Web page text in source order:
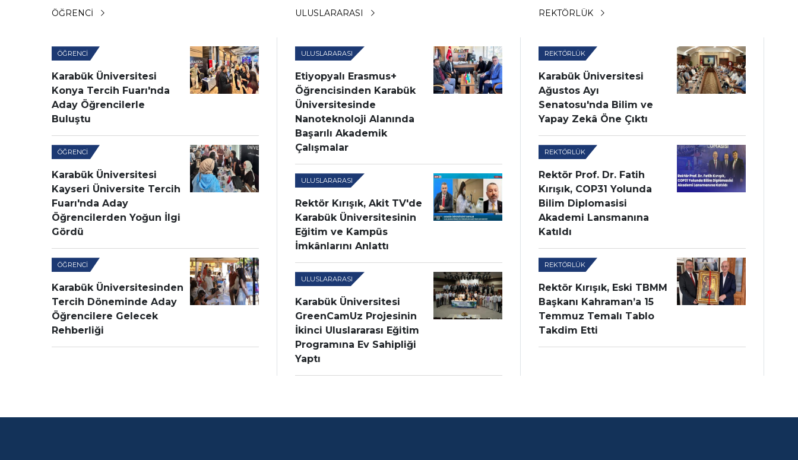
ÖĞRENCI ULUSLARARASI REKTÖRLÜK
ÖĞRENCI
Karabük Üniversitesi
Konya Tercih Fuarı'nda
Aday Öğrencilerle
Buluştu
ÖĞRENCI
Karabük Üniversitesi
Kayseri Üniversite Tercih
Fuarı'nda Aday
Öğrencilerden Yoğun İlgi
Gördü
ÖĞRENCI
Karabük Üniversitesinden
Tercih Döneminde Aday
Öğrencilere Gelecek
Rehberliği
ULUSLARARASI
Etiyopyalı Erasmus+
Öğrencisinden Karabük
Üniversitesinde
Nanoteknoloji Alanında
Başarılı Akademik
Çalışmalar
ULUSLARARASI
Rektör Kırışık, Akit TV'de
Karabük Üniversitesinin
Eğitim ve Kampüs
İmkânlarını Anlattı
ULUSLARARASI
Karabük Üniversitesi
GreenCamUz Projesinin
İkinci Uluslararası Eğitim
Programına Ev Sahipliği
Yaptı
REKTÖRLÜK
Karabük Üniversitesi
Ağustos Ayı
Senatosu'nda Bilim ve
Yapay Zekâ Öne Çıktı
REKTÖRLÜK
Rektör Prof. Dr. Fatih
Kırışık, COP31 Yolunda
Bilim Diplomasisi
Akademi Lansmanına
Katıldı
REKTÖRLÜK
Rektör Kırışık, Eski TBMM
Başkanı Kahraman’a 15
Temmuz Temalı Tablo
Takdim Etti